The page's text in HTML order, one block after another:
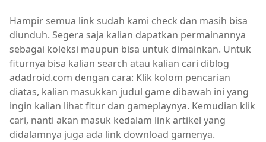
Hampir semua link sudah kami check dan masih bisa
diunduh. Segera saja kalian dapatkan permainannya
sebagai koleksi maupun bisa untuk dimainkan. Untuk
fiturnya bisa kalian search atau kalian cari diblog
adadroid.com dengan cara: Klik kolom pencarian
diatas, kalian masukkan judul game dibawah ini yang
ingin kalian lihat fitur dan gameplaynya. Kemudian klik
cari, nanti akan masuk kedalam link artikel yang
didalamnya juga ada link download gamenya.